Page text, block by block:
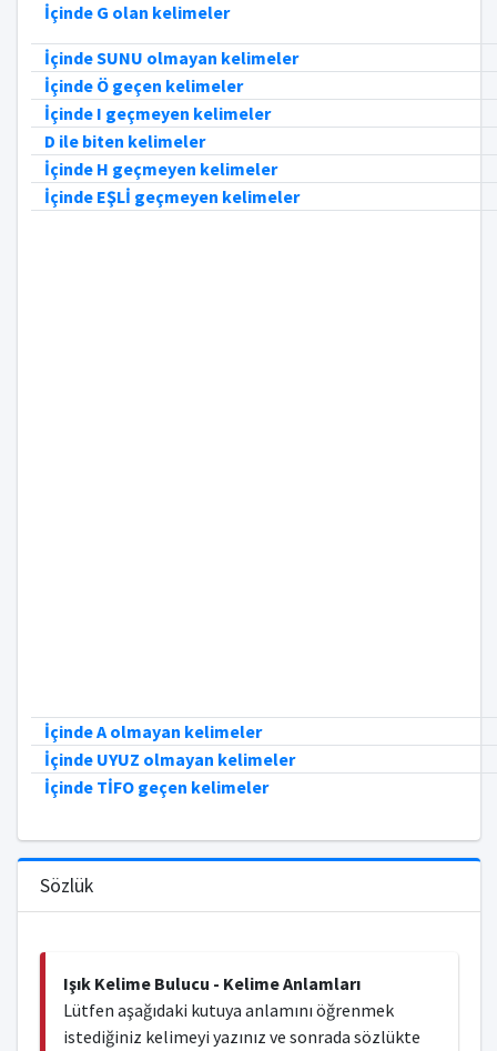
İçinde G olan kelimeler
İçinde SUNU olmayan kelimeler
İçinde Ö geçen kelimeler
İçinde I geçmeyen kelimeler
D ile biten kelimeler
İçinde H geçmeyen kelimeler
İçinde EŞLİ geçmeyen kelimeler
İçinde A olmayan kelimeler
İçinde UYUZ olmayan kelimeler
İçinde TİFO geçen kelimeler
Sözlük
Işık Kelime Bulucu - Kelime Anlamları
Lütfen aşağıdaki kutuya anlamını öğrenmek
istediğiniz kelimeyi yazınız ve sonrada sözlükte